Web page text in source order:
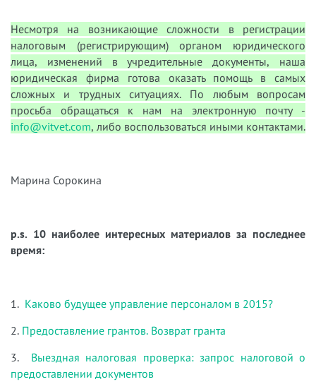
Несмотря на возникающие сложности в регистрации
налоговым (регистрирующим) органом юридического
лица, изменений в учредительные документы, наша
юридическая фирма готова оказать помощь в самых
сложных и трудных ситуациях. По любым вопросам
просьба обращаться к нам на электронную почту -
info@vitvet.com, либо воспользоваться иными контактами.
Марина Сорокина
p.s. 10 наиболее интересных материалов за последнее
время:
1. Каково будущее управление персоналом в 2015?
2. Предоставление грантов. Возврат гранта
3. Выездная налоговая проверка: запрос налоговой о
предоставлении документов